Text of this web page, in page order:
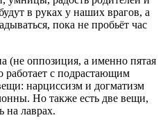
в руках у наших врагов, а
пока не пробьёт час
(не оппозиция, а именно пятая
с подрастающим
нарциссизм и догматизм
Но также есть две вещи,
на лаврах.